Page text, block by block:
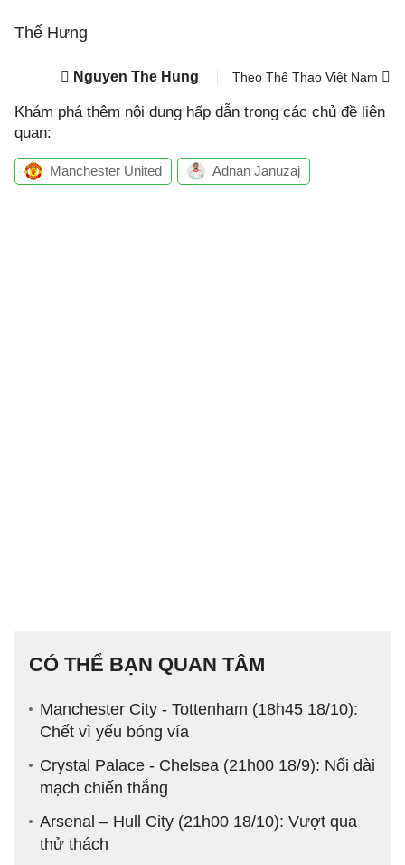
Thế Hưng
Nguyen The Hung Theo Thể Thao Việt Nam
Khám phá thêm nội dung hấp dẫn trong các chủ đề liên
quan:
Manchester United Adnan Januzaj
CÓ THỂ BẠN QUAN TÂM
Manchester City - Tottenham (18h45 18/10):
Chết vì yếu bóng vía
Crystal Palace - Chelsea (21h00 18/9): Nối dài
mạch chiến thắng
Arsenal – Hull City (21h00 18/10): Vượt qua
thử thách